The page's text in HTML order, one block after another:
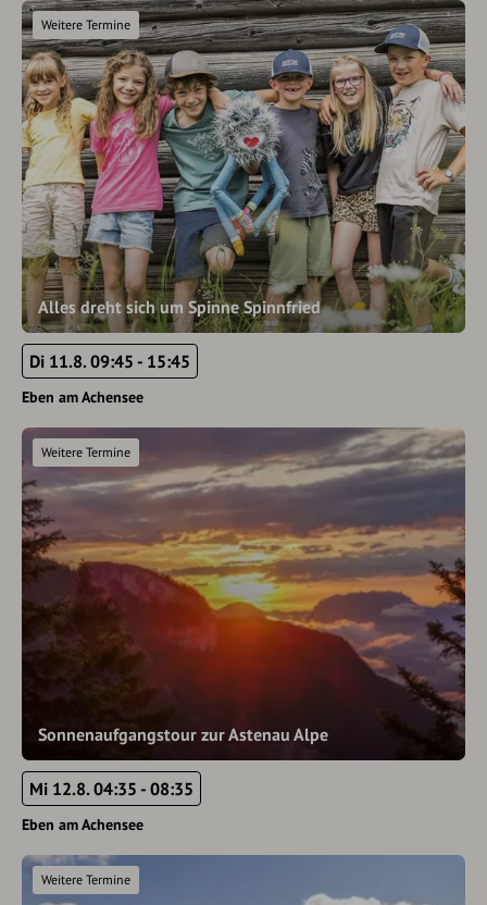
Alles dreht sich um Spinne Spinnfried
Weitere Termine
Di 11.8. 09:45 - 15:45
Eben am Achensee
Sonnenaufgangstour zur Astenau Alpe
Weitere Termine
Mi 12.8. 04:35 - 08:35
Eben am Achensee
Weitere Termine